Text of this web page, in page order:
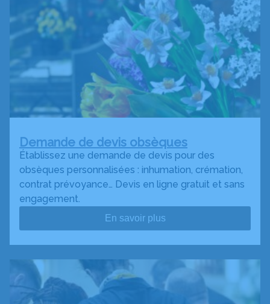
Demande de devis obsèques
Établissez une demande de devis pour des
obsèques personnalisées : inhumation, crémation,
contrat prévoyance… Devis en ligne gratuit et sans
engagement.
En savoir plus